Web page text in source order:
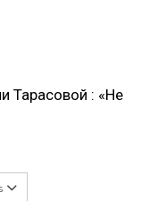
Тарасовой : «Не